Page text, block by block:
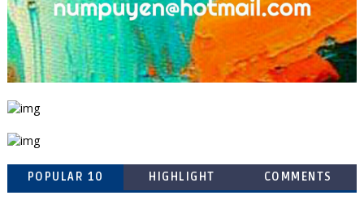
POPULAR 10 HIGHLIGHT COMMENTS